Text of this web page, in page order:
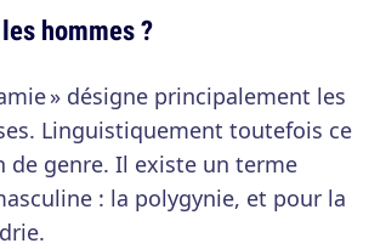
hommes ?
» désigne principalement les
Linguistiquement toutefois ce
genre. Il existe un terme
: la polygynie, et pour la